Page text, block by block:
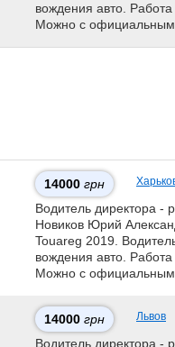
вождения авто.
Можно с
14000 грн
Водитель директора -
Нoвикoв Юpий
Touareg 2019.
вождения авто.
Можно с
14000 грн Львов
Водитель директора -